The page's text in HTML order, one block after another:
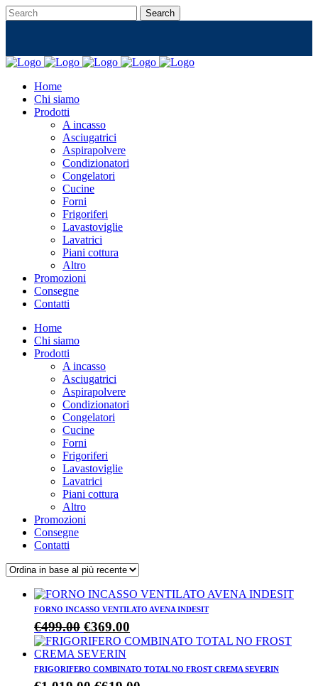
Home
Chi siamo
Prodotti
A incasso
Asciugatrici
Aspirapolvere
Condizionatori
Congelatori
Cucine
Forni
Frigoriferi
Lavastoviglie
Lavatrici
Piani cottura
Altro
Promozioni
Consegne
Contatti
Home
Chi siamo
Prodotti
A incasso
Asciugatrici
Aspirapolvere
Condizionatori
Congelatori
Cucine
Forni
Frigoriferi
Lavastoviglie
Lavatrici
Piani cottura
Altro
Promozioni
Consegne
Contatti
FORNO INCASSO VENTILATO AVENA INDESIT
€499.00 Il
prezzo
originale
era:
€369.00
prezzo
è:
FRIGORIFERO COMBINATO TOTAL NO FROST CREMA SEVERIN